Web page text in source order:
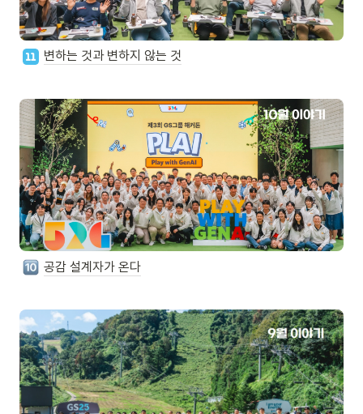
변하는 것과 변하지 않는 것
공감 설계자가 온다